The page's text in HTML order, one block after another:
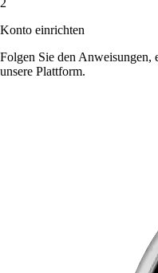
2
Konto einrichten
Folgen Sie den Anweisungen,
unsere Plattform.